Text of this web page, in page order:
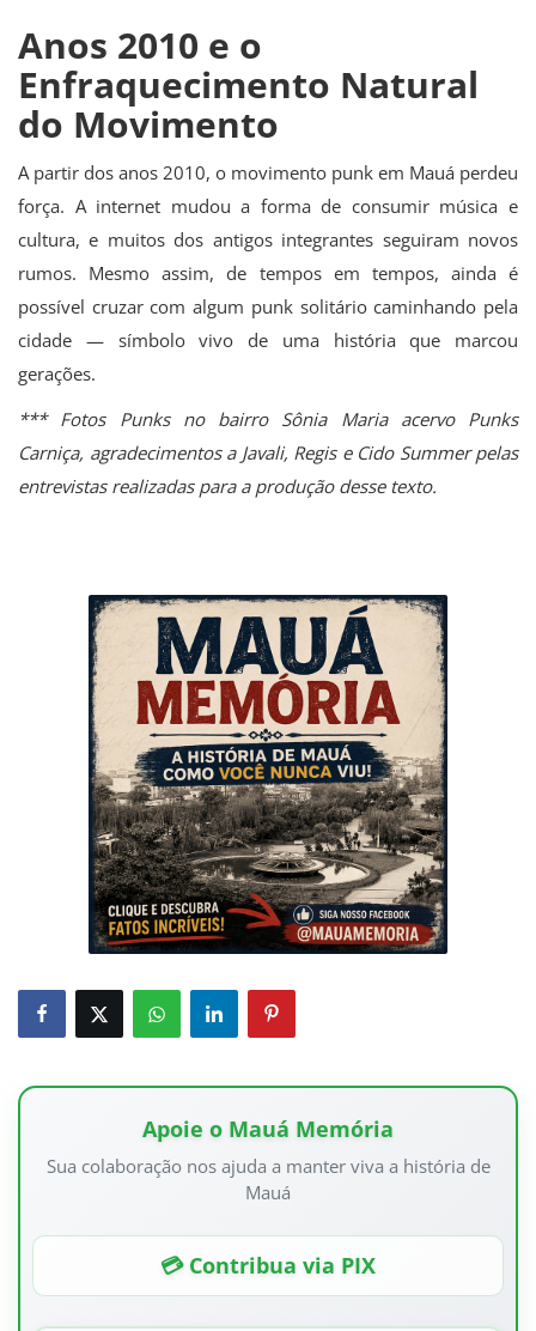
Anos 2010 e o
Enfraquecimento Natural
do Movimento
A partir dos anos 2010, o movimento punk em Mauá perdeu
força. A internet mudou a forma de consumir música e
cultura, e muitos dos antigos integrantes seguiram novos
rumos. Mesmo assim, de tempos em tempos, ainda é
possível cruzar com algum punk solitário caminhando pela
cidade — símbolo vivo de uma história que marcou
gerações.
*** Fotos Punks no bairro Sônia Maria acervo Punks
Carniça, agradecimentos a Javali, Regis e Cido Summer pelas
entrevistas realizadas para a produção desse texto.
Apoie o Mauá Memória
Sua colaboração nos ajuda a manter viva a história de
Mauá
💳 Contribua via PIX